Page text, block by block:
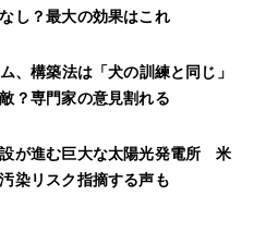
し？最大の効果はこれ
、構築法は「犬の訓練と同じ」
？専門家の意見割れる
が進む巨大な太陽光発電所 米
染リスク指摘する声も